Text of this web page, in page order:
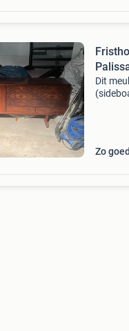
Dit
Zo